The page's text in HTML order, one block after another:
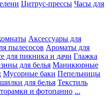
Цитрус-прессы Часы для
Аксессуары для
пылесосов Ароматы для
для пикника и дачи Глажка
для белья Маникюрные
Мусорные баки Пепельницы
для белья Текстиль
и фотопанно ...